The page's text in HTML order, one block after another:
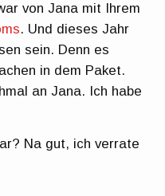
von Jana mit Ihrem
. Und dieses Jahr
sein. Denn es
in dem Paket.
an Jana. Ich habe
Na gut, ich verrate